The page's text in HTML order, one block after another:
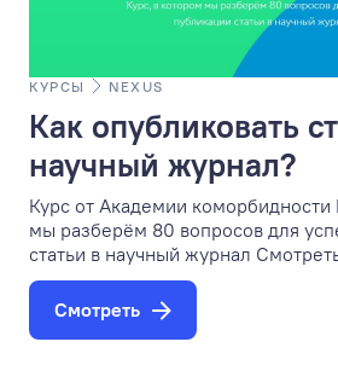
КУРСЫ NEXUS
Как опубликовать
научный журнал?
Курс от Академии коморбидности
мы разберём 80 вопросов для
статьи в научный журнал
Смотреть